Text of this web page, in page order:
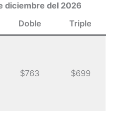
diciembre del 2026
Doble Triple
$763 $699